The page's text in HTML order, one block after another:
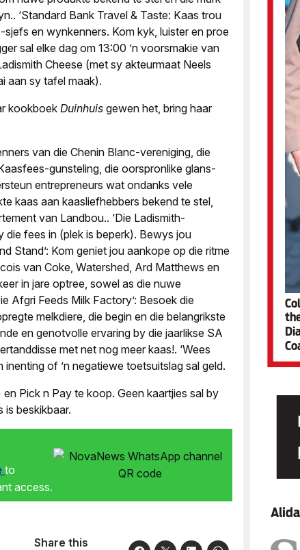
. ‘Standard Bank Travel & Taste: Kaas trou
en wynkenners. Kom kyk, luister en proe
sal elke dag om 13:00 ’n voorsmakie van
Cheese (met sy akteurmaat Neels
aan sy tafel maak).
kookboekDuinhuis gewen het, bring haar
van die Chenin Blanc-vereniging, die
gunsteling, die oorspronlike glans-
entrepreneurs wat ondanks vele
kaas aan kaasliefhebbers bekend te stel,
van Landbou.. ‘Die Ladismith-
die fees in (plek is beperk). Bewys jou
Stand’: Kom geniet jou aankope op die ritme
van Coke, Watershed, Ard Matthews en
in jare optree, sowel as die nuwe
Afgri Feeds Milk Factory’: Besoek die
melkdiere, die begin en die belangrikste
en genotvolle ervaring by die jaarlikse SA
met net nog meer kaas!. ‘Wees
of ’n negatiewe toetsuitslag sal geld.
Pick n Pay te koop. Geen kaartjies sal by
is beskikbaar.
to
access.
Share this